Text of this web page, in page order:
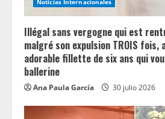
g Noticias Internacionales
Illégal sans vergogne qui est
malgré son expulsion TROIS fois,
adorable fillette de six ans qui
ballerine
Ana Paula García 30 julio 2026